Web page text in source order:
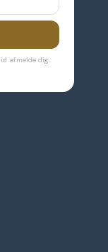
afmelde dig.